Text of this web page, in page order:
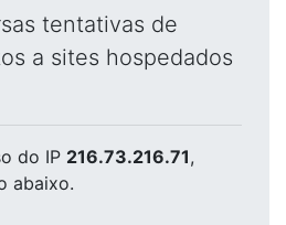
tentativas de
a sites hospedados
do IP 216.73.216.71,
abaixo.